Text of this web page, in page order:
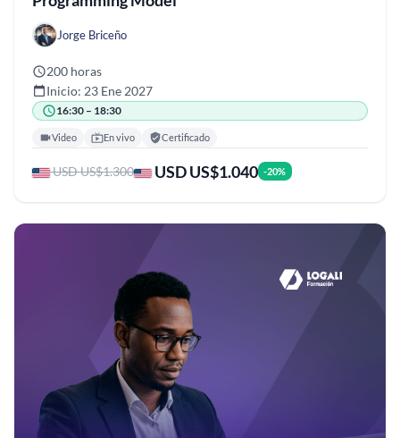
Jorge Briceño
200 horas
Inicio: 23 Ene 2027
16:30 – 18:30
Video En vivo Certificado
USD US$1.300 USD US$1.040 -20%